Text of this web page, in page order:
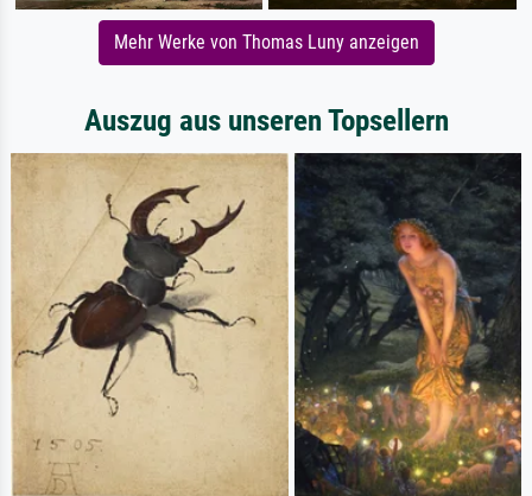
Mehr Werke von Thomas Luny anzeigen
Auszug aus unseren Topsellern